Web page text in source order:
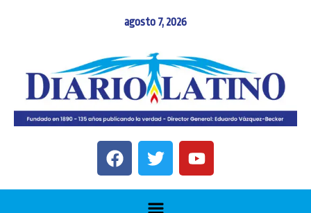
agosto 7, 2026